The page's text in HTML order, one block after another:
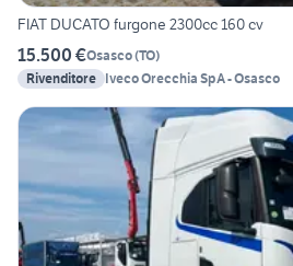
FIAT DUCATO furgone 2300cc 160 cv
15.500 €Osasco(TO)
Rivenditore Iveco Orecchia SpA - Osasco